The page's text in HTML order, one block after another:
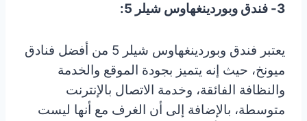
3- فندق وبوردينغهاوس شيلر 5:
يعتبر فندق وبوردينغهاوس شيلر 5 من أفضل فنادق
ميونخ، حيث إنه يتميز بجودة الموقع والخدمة
والنظافة الفائقة، وخدمة الاتصال بالإنترنت
متوسطة، بالإضافة إلى أن الغرف مع أنها ليست